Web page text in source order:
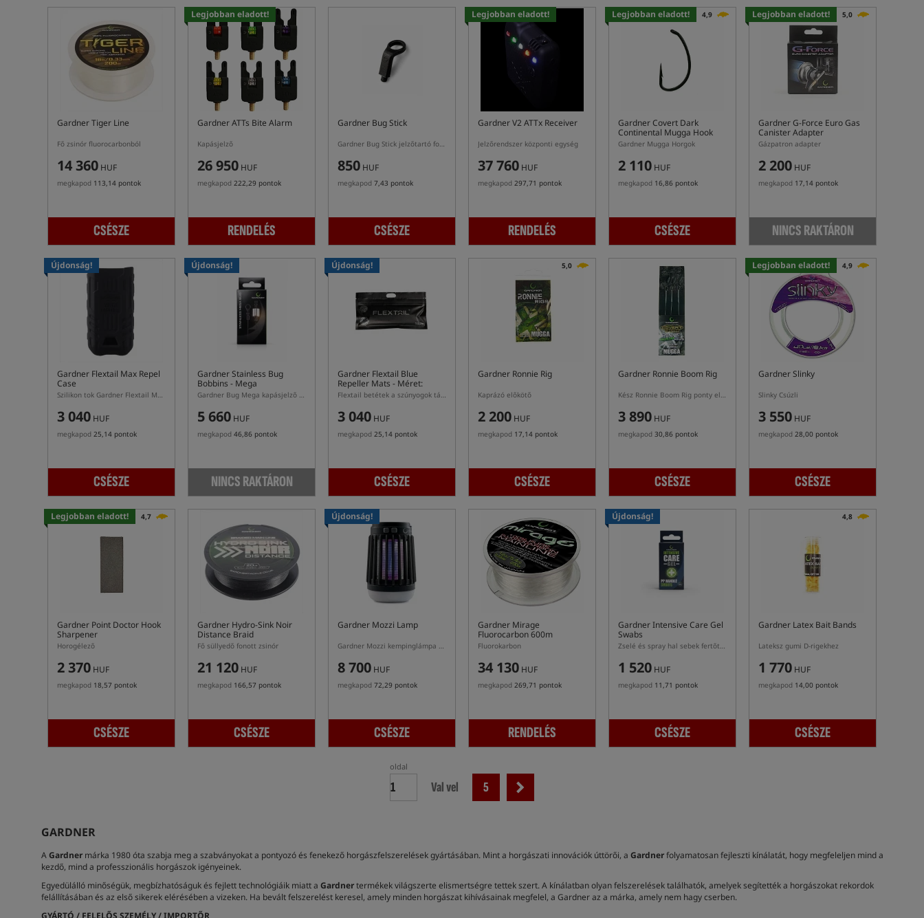
Gardner Tiger Line
Fő zsinór fluorocarbonból
14 360 HUF
megkapod 113,14 pontok
CSÉSZE
Legjobban eladott!
Gardner ATTs Bite Alarm
Kapásjelző
26 950 HUF
megkapod 222,29 pontok
RENDELÉS
Gardner Bug Stick
Gardner Bug Stick jelzőtartó fogantyú bobbinhoz
850 HUF
megkapod 7,43 pontok
CSÉSZE
Legjobban eladott!
Gardner V2 ATTx Receiver
Jelzőrendszer központi egység
37 760 HUF
megkapod 297,71 pontok
RENDELÉS
Legjobban eladott! 4,9
Gardner Covert Dark
Continental Mugga Hook
Gardner Mugga Horgok
2 110 HUF
megkapod 16,86 pontok
CSÉSZE
Legjobban eladott! 5,0
Gardner G-Force Euro Gas
Canister Adapter
Gázpatron adapter
2 200 HUF
megkapod 17,14 pontok
NINCS RAKTÁRON
Újdonság!
Gardner Flextail Max Repel
Case
Szilikon tok Gardner Flextail Max Repeller S készülékhez
3 040 HUF
megkapod 25,14 pontok
CSÉSZE
Újdonság!
Gardner Stainless Bug
Bobbins - Mega
Gardner Bug Mega kapásjelző (hanger típus)
5 660 HUF
megkapod 46,86 pontok
NINCS RAKTÁRON
Újdonság!
Gardner Flextail Blue
Repeller Mats - Méret:
Standard
Flextail betétek a szúnyogok távoltartására
3 040 HUF
megkapod 25,14 pontok
CSÉSZE
5,0
Gardner Ronnie Rig
Kaprázó előkötő
2 200 HUF
megkapod 17,14 pontok
CSÉSZE
Gardner Ronnie Boom Rig
Kész Ronnie Boom Rig ponty előke
3 890 HUF
megkapod 30,86 pontok
CSÉSZE
Legjobban eladott! 4,9
Gardner Slinky
Slinky Csúzli
3 550 HUF
megkapod 28,00 pontok
CSÉSZE
Legjobban eladott! 4,7
Gardner Point Doctor Hook
Sharpener
Horogélező
2 370 HUF
megkapod 18,57 pontok
CSÉSZE
Gardner Hydro-Sink Noir
Distance Braid
Fő süllyedő fonott zsinór
21 120 HUF
megkapod 166,57 pontok
CSÉSZE
Újdonság!
Gardner Mozzi Lamp
Gardner Mozzi kempinglámpa beépített napelemes töltéssel és rovarirtó funkcióval.
8 700 HUF
megkapod 72,29 pontok
CSÉSZE
Gardner Mirage
Fluorocarbon 600m
Fluorokarbon
34 130 HUF
megkapod 269,71 pontok
RENDELÉS
Újdonság!
Gardner Intensive Care Gel
Swabs
Zselé és spray hal sebek fertőtlenítésére
1 520 HUF
megkapod 11,71 pontok
CSÉSZE
4,8
Gardner Latex Bait Bands
Lateksz gumi D-rigekhez
1 770 HUF
megkapod 14,00 pontok
CSÉSZE
oldal
Val vel 5
GARDNER
AGardnermárka 1980 óta szabja meg a szabványokat a pontyozó és fenekező horgászfelszerelések gyártásában. Mint a horgászati innovációk úttörői, a Gardnerfolyamatosan fejleszti kínálatát, hogy megfeleljen mind a
kezdő, mind a professzionális horgászok igényeinek.
Egyedülálló minőségük, megbízhatóságuk és fejlett technológiáik miatt a Gardnertermékek világszerte elismertségre tettek szert. A kínálatban olyan felszerelések találhatók, amelyek segítették a horgászokat rekordok
felállításában és az első sikerek elérésében a vizeken. Ha bevált felszerelést keresel, amely minden horgászat kihívásainak megfelel, a Gardner az a márka, amely nem hagy cserben.
GYÁRTÓ / FELELŐS SZEMÉLY / IMPORTŐR